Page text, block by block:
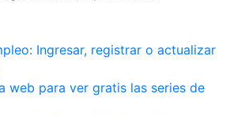
Ingresar, registrar o actualizar
web para ver gratis las series de